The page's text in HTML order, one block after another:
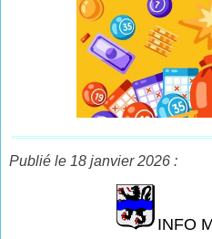
Publié le 18 janvier 2026 :
INFO